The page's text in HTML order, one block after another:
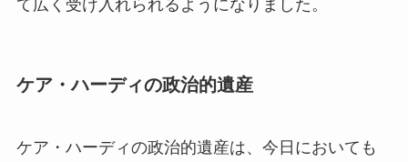
て広く受け入れられるようになりました。
ケア・ハーディの政治的遺産
ケア・ハーディの政治的遺産は、今日においても